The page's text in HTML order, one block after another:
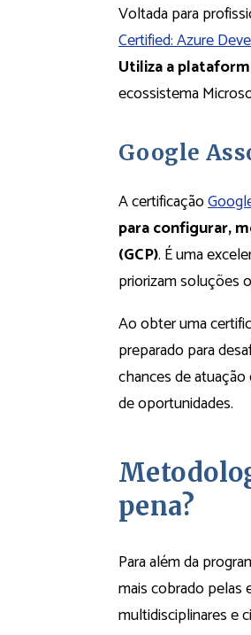
Voltada para
Certified: Azure
Utiliza a
ecossistema
Google
A certificação
para configurar,
(GCP). É uma
priorizam soluções
Ao obter uma
preparado para
chances de
de oportunidades.
pena?
Para além da
mais cobrado pelas
multidisciplinares e